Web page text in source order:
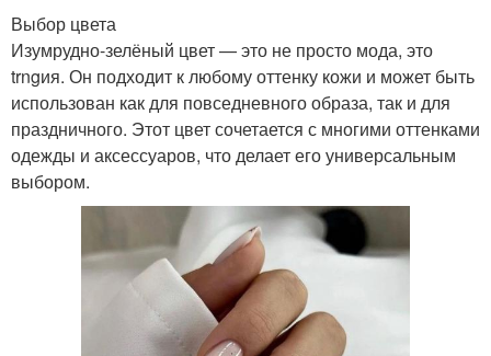
Выбор цвета
Изумрудно-зелёный цвет — это не просто мода, это
trngия. Он подходит к любому оттенку кожи и может быть
использован как для повседневного образа, так и для
праздничного. Этот цвет сочетается с многими оттенками
одежды и аксессуаров, что делает его универсальным
выбором.